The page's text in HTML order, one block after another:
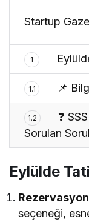
Startup
1
1.1 📌
1.2
❓
Sorulan
Eylülde
Rezervasyon
seçeneği,